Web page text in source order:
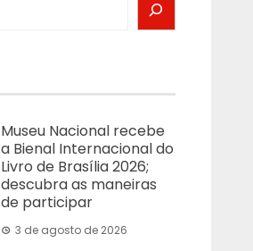
Museu Nacional recebe
a Bienal Internacional do
Livro de Brasília 2026;
descubra as maneiras
de participar
3 de agosto de 2026